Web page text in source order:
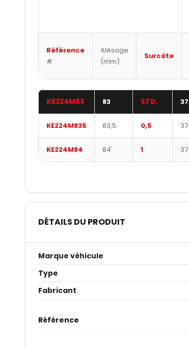
Référence
#
Alésage
(mm)
Surcôte
KE224M83 83 STD. 37
KE224M835 83,5 0,5 37
KE224M84 84 1 37
DÉTAILS DU PRODUIT
Marque véhicule
Type
Fabricant
Référence